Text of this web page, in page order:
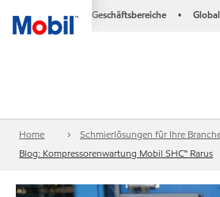
Geschäftsbereiche •
Home
Schmierlösungen für Ihre
Blog: Kompressorenwartung Mobil SHC™ Rarus